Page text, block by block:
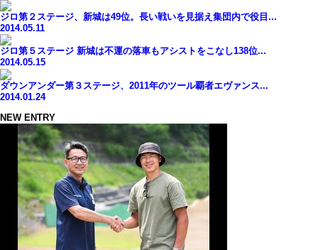
ジロ第２ステージ、新城は49位。長い戦いを見据え集団内で役目...
2014.05.11
ジロ第５ステージ 新城は不運の落車もアシストをこなし138位...
2014.05.15
ダウンアンダー第３ステージ、2011年のツール覇者エヴァンス...
2014.01.24
NEW ENTRY